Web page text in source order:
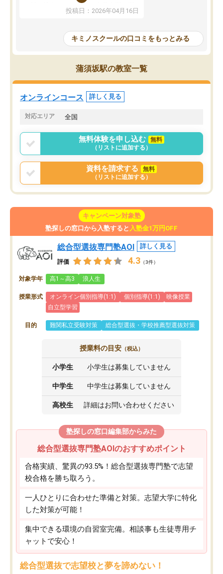
を詰め込むのではなく、自学自習の習
慣が身につくよう並走してくれるの
はなくなりました。
講師の方との距離も近く、親身なコー
チングのおかげで、停滞期もモチベー
ションを維持できました。「やらされ
る勉強」から「目標のための勉強」へ
意識が変わったことが、目標校への合
投稿日：2026年04月16日
の仕方をコーチングして
ルなので、家での学習習
身につきました。結果と
た。自分から学ぶ姿勢を
キミノスクールの口コミをもっとみる
蒲須坂駅の教室一覧
オンラインコース 詳しく見る
対応エリア 全国
無料体験を申し込む
無料
（リストに追加する）
資料を請求する
無料
（リストに追加する）
キャンペーン対象塾
塾探しの窓口から入塾すると 入塾金1万円OFF
総合型選抜専門塾AOI 詳しく見る
評価 4.3 （3件）
対象学年 高1～高3 浪人生
授業形式 オンライン個別指導(1:1) 個別指導(1:1)
映像授業
自立型学習
目的 難関私立受験対策 総合型選抜・学校推薦型選抜対策
授業料の目安 （税込）
小学生 小学生は募集していません
中学生 中学生は募集していません
高校生 詳細はお問い合わせください
塾探しの窓口編集部からみた
総合型選抜専門塾AOIのおすすめポイント
合格実績、驚異の93.5%！総合型選抜専門塾で志望
校合格を勝ち取ろう。
一人ひとりに合わせた準備と対策。志望大学に特化
した対策が可能！
集中できる環境の自習室完備。相談事も生徒専用チ
ャットで安心！
総合型選抜で志望校と夢を諦めない！